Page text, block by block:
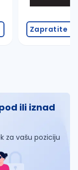
Zapratite
ili iznad
za vašu poziciju